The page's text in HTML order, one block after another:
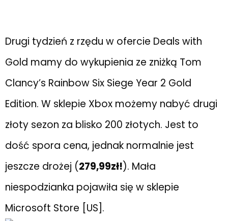
Drugi tydzień z rzędu w ofercie Deals with
Gold mamy do wykupienia ze zniżką Tom
Clancy’s Rainbow Six Siege Year 2 Gold
Edition. W sklepie Xbox możemy nabyć drugi
złoty sezon za blisko 200 złotych. Jest to
dość spora cena, jednak normalnie jest
jeszcze drożej (279,99zł!). Mała
niespodzianka pojawiła się w sklepie
Microsoft Store [US].